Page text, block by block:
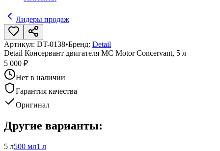
Лидеры продаж
Артикул: DT-0138•Бренд: Detail
Detail Консервант двигателя MC Motor Concervant, 5 л
5 000 ₽
Нет в наличии
Гарантия качества
Оригинал
Другие варианты:
5 л500 мл1 л